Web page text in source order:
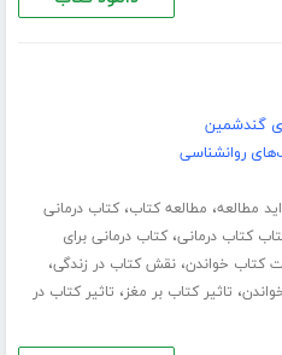
گندشمین
روانشناسی
مطالعه، مطالعه کتاب،کتاب درمانی
کتاب درمانی،کتاب درمانی برای
کتاب خواندن،نقش کتاب در زندگی،
، تاثیر کتاب بر مغز، تاثیر کتاب در